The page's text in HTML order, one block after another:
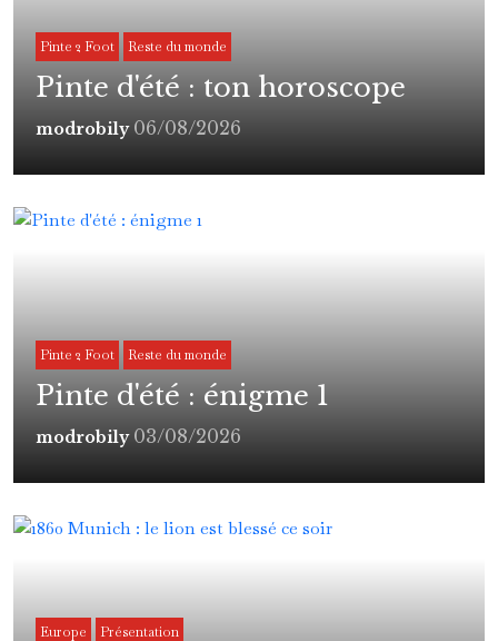
Pinte 2 Foot Reste du monde
Pinte d'été : ton horoscope
modrobily 06/08/2026
Pinte 2 Foot Reste du monde
Pinte d'été : énigme 1
modrobily 03/08/2026
Europe Présentation